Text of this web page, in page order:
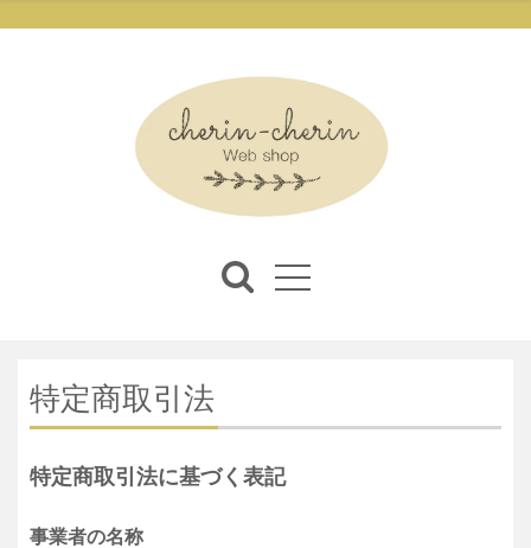
特定商取引法
特定商取引法に基づく表記
事業者の名称